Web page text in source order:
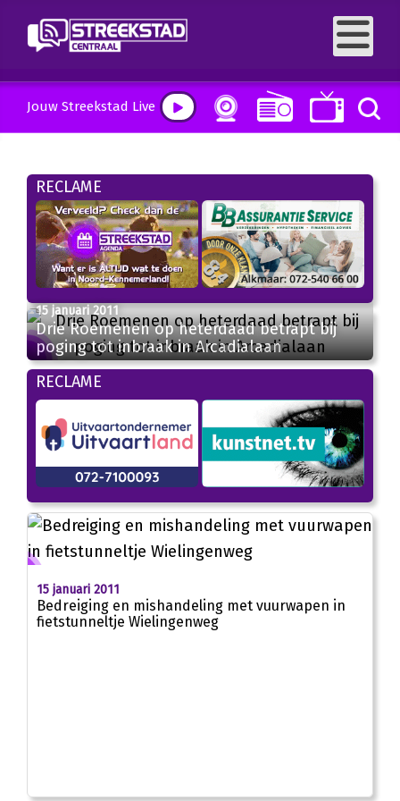
Jouw Streekstad Live
RECLAME
15 januari 2011
Drie Roemenen op heterdaad betrapt bij
poging tot inbraak in Arcadialaan
RECLAME
15 januari 2011
Bedreiging en mishandeling met vuurwapen in
fietstunneltje Wielingenweg